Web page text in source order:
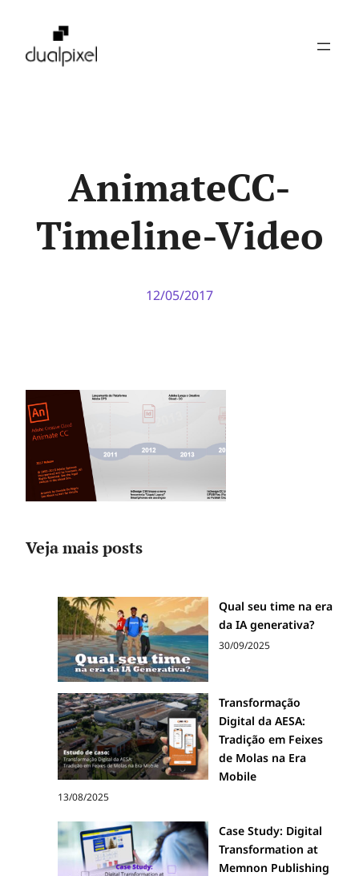
AnimateCC-
Timeline-Video
12/05/2017
Veja mais posts
Qual seu time na era
da IA generativa?
30/09/2025
Transformação
Digital da AESA:
Tradição em Feixes
de Molas na Era
Mobile
13/08/2025
Case Study: Digital
Transformation at
Memnon Publishing